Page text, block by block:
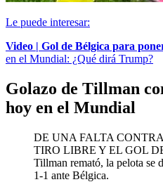
Le puede interesar:
Video | Gol de Bélgica para
en el Mundial: ¿Qué dirá Trump?
Golazo de Tillman
hoy en el Mundial
DE UNA FALTA
TIRO LIBRE Y EL GOL
Tillman remató, la pelota se
1-1 ante Bélgica.